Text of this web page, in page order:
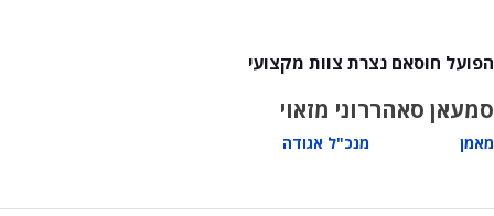
הפועל חוסאם נצרת צוות מקצועי
סמעאן סאהר
מאמן
רוני מזאוי
מנכ"ל אגודה